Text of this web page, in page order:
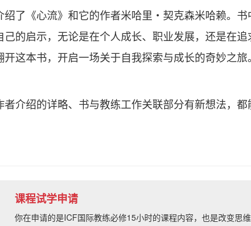
了《心流》和它的作者米哈里・契克森米哈赖。
的启示，无论是在个人成长、职业发展，还是在
这本书，开启一场关于自我探索与成长的奇妙之旅。
介绍的详略、书与教练工作关联部分有新想法，都
课程试学申请
你在申请的是ICF国际教练必修15小时的课程内容，也是改变思